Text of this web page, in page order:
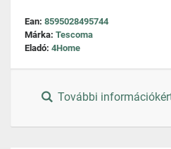
Ean: 8595028495744
Márka: Tescoma
Eladó: 4Home
További